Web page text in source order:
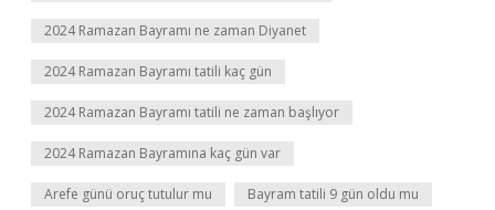
2024 Ramazan Bayramı ne zaman Diyanet
2024 Ramazan Bayramı tatili kaç gün
2024 Ramazan Bayramı tatili ne zaman başlıyor
2024 Ramazan Bayramına kaç gün var
Arefe günü oruç tutulur mu Bayram tatili 9 gün oldu mu